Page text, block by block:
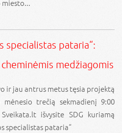
specialistas pataria“:
medžiagomis
ir jau antrus metus tęsia projektą
trečią sekmadienį 9:00
išvysite SDG kuriamą
specialistas pataria“